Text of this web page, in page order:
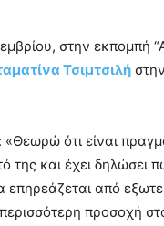
στην εκπομπή
Τσιμτσιλή στην
ότι είναι
της και έχει δηλώσει
επηρεάζεται από
προσοχή